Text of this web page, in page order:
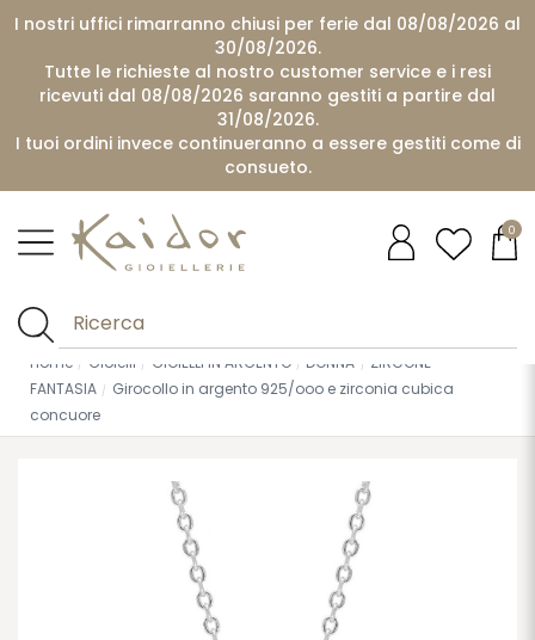
I nostri uffici rimarranno chiusi per ferie dal 08/08/2026 al
30/08/2026.
Tutte le richieste al nostro customer service e i resi
ricevuti dal 08/08/2026 saranno gestiti a partire dal
31/08/2026.
I tuoi ordini invece continueranno a essere gestiti come di
consueto.
0
Home Gioielli GIOIELLI IN ARGENTO DONNA
ZIRCONE
FANTASIA
Girocollo in argento 925/ooo e zirconia cubica
concuore